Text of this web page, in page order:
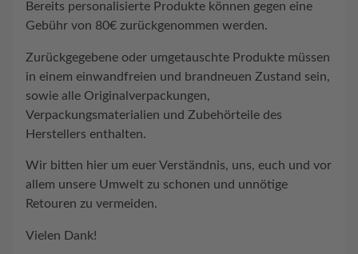
Bereits personalisierte Produkte können gegen eine
Gebühr von 80€ zurückgenommen werden.
Zurückgegebene oder umgetauschte Produkte müssen
in einem einwandfreien und brandneuen Zustand sein,
sowie alle Originalverpackungen,
Verpackungsmaterialien und Zubehörteile des
Herstellers enthalten.
Wir bitten hier um euer Verständnis, uns, euch und vor
allem unsere Umwelt zu schonen und unnötige
Retouren zu vermeiden.
Vielen Dank!